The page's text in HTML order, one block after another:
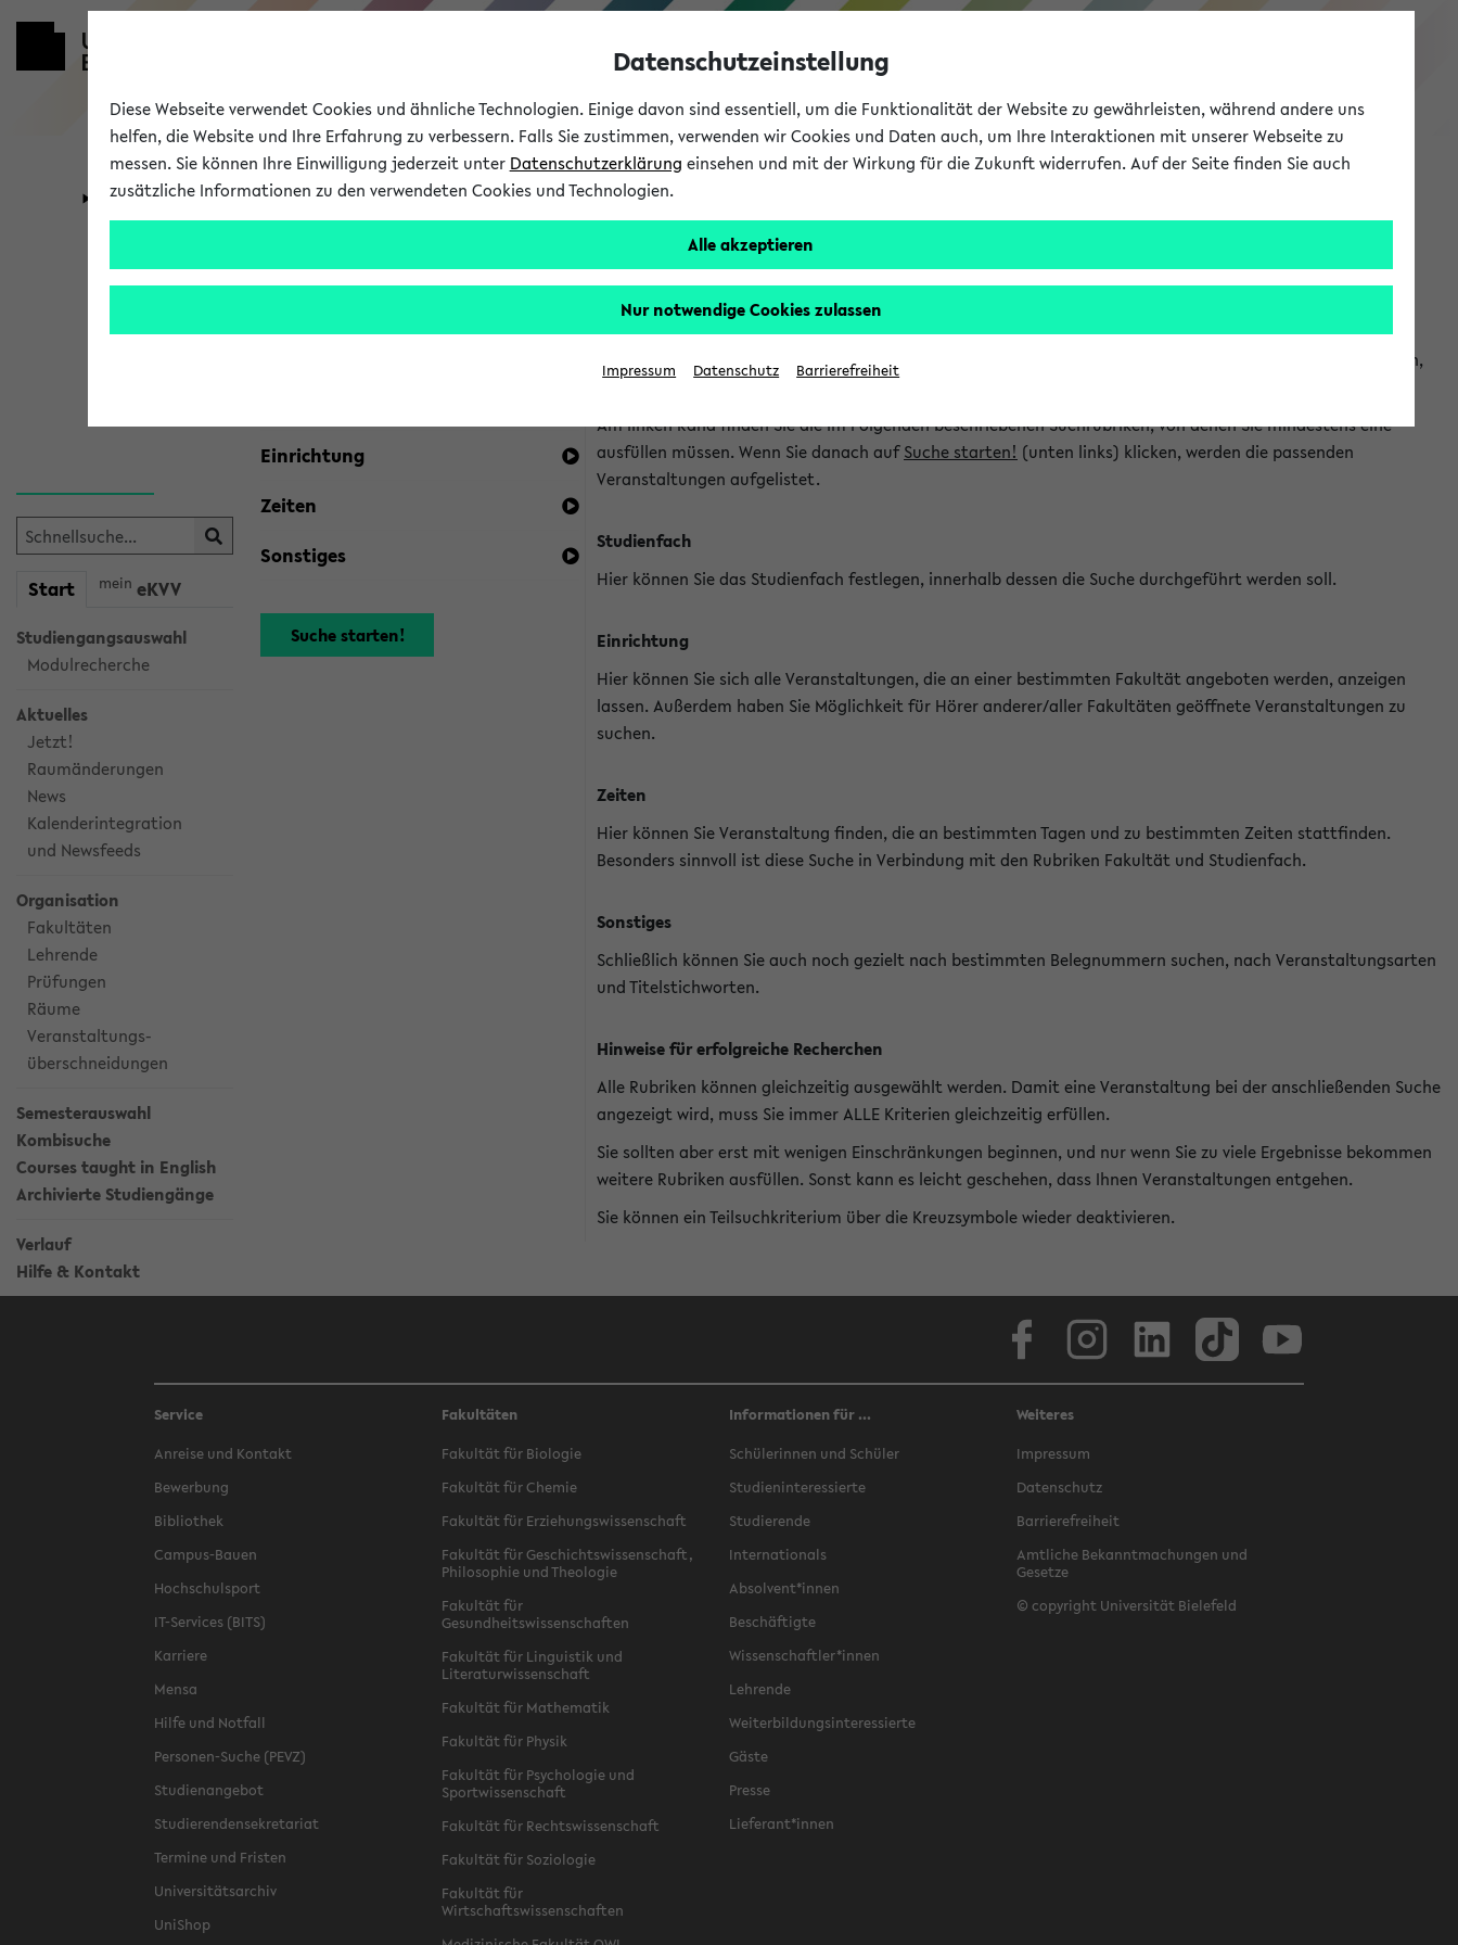
eKVV
Universität Forschung Studium
Start mein eKVV
Studiengangsauswahl
Modulrecherche
Aktuelles
Jetzt!
Raumänderungen
News
Kalenderintegration
und Newsfeeds
Organisation
Fakultäten
Lehrende
Prüfungen
Räume
Veranstaltungs-
überschneidungen
Semesterauswahl
Kombisuche
Courses taught in English
Archivierte Studiengänge
Verlauf
Hilfe & Kontakt
Kombisuche im eKVV
Ihre Suchkriterien:
Einrichtung
Zeiten
Sonstiges
Hinweise zur Kombisuche
Sie können das eKVV nach diversen Kriterien durchsuchen und so gezielt die Veranstaltungen heraussuchen,
die für Sie interessant sind.
Am linken Rand finden Sie die im Folgenden beschriebenen Suchrubriken, von denen Sie mindestens eine
ausfüllen müssen. Wenn Sie danach aufSuche starten! (unten links) klicken, werden die passenden
Veranstaltungen aufgelistet.
Studienfach
Hier können Sie das Studienfach festlegen, innerhalb dessen die Suche durchgeführt werden soll.
Einrichtung
Hier können Sie sich alle Veranstaltungen, die an einer bestimmten Fakultät angeboten werden, anzeigen
lassen. Außerdem haben Sie Möglichkeit für Hörer anderer/aller Fakultäten geöffnete Veranstaltungen zu
suchen.
Zeiten
Hier können Sie Veranstaltung finden, die an bestimmten Tagen und zu bestimmten Zeiten stattfinden.
Besonders sinnvoll ist diese Suche in Verbindung mit den Rubriken Fakultät und Studienfach.
Sonstiges
Schließlich können Sie auch noch gezielt nach bestimmten Belegnummern suchen, nach Veranstaltungsarten
und Titelstichworten.
Hinweise für erfolgreiche Recherchen
Alle Rubriken können gleichzeitig ausgewählt werden. Damit eine Veranstaltung bei der anschließenden Suche
angezeigt wird, muss Sie immer ALLE Kriterien gleichzeitig erfüllen.
Sie sollten aber erst mit wenigen Einschränkungen beginnen, und nur wenn Sie zu viele Ergebnisse bekommen
weitere Rubriken ausfüllen. Sonst kann es leicht geschehen, dass Ihnen Veranstaltungen entgehen.
Sie können ein Teilsuchkriterium über die Kreuzsymbole wieder deaktivieren.
Service
Anreise und Kontakt
Bewerbung
Bibliothek
Campus-Bauen
Hochschulsport
IT-Services (BITS)
Karriere
Mensa
Hilfe und Notfall
Personen-Suche (PEVZ)
Studienangebot
Studierendensekretariat
Termine und Fristen
Universitätsarchiv
UniShop
Fakultäten
Fakultät für Biologie
Fakultät für Chemie
Fakultät für Erziehungswissenschaft
Fakultät für Geschichtswissenschaft,
Philosophie und Theologie
Fakultät für
Gesundheitswissenschaften
Fakultät für Linguistik und
Literaturwissenschaft
Fakultät für Mathematik
Fakultät für Physik
Fakultät für Psychologie und
Sportwissenschaft
Fakultät für Rechtswissenschaft
Fakultät für Soziologie
Fakultät für
Wirtschaftswissenschaften
Informationen für ...
Schülerinnen und Schüler
Studieninteressierte
Studierende
Internationals
Absolvent*innen
Beschäftigte
Wissenschaftler*innen
Lehrende
Weiterbildungsinteressierte
Gäste
Presse
Lieferant*innen
Weiteres
Impressum
Datenschutz
Barrierefreiheit
Amtliche Bekanntmachungen und
Gesetze
© copyright Universität Bielefeld
Datenschutzeinstellung
Diese Webseite verwendet Cookies und ähnliche Technologien. Einige davon sind essentiell, um die Funktionalität der Website zu gewährleisten, während andere uns
helfen, die Website und Ihre Erfahrung zu verbessern. Falls Sie zustimmen, verwenden wir Cookies und Daten auch, um Ihre Interaktionen mit unserer Webseite zu
messen. Sie können Ihre Einwilligung jederzeit unter Datenschutzerklärung einsehen und mit der Wirkung für die Zukunft widerrufen. Auf der Seite finden Sie auch
zusätzliche Informationen zu den verwendeten Cookies und Technologien.
Alle akzeptieren
Nur notwendige Cookies zulassen
Impressum Datenschutz Barrierefreiheit